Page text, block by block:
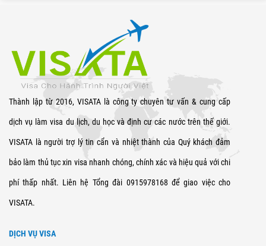
Thành lập từ 2016, VISATA là công ty chuyên tư vấn & cung cấp
dịch vụ làm visa du lịch, du học và định cư các nước trên thế giới.
VISATA là người trợ lý tin cẩn và nhiệt thành của Quý khách đảm
bảo làm thủ tục xin visa nhanh chóng, chính xác và hiệu quả với chi
phí thấp nhất. Liên hệ Tổng đài 0915978168 để giao việc cho
VISATA.
DỊCH VỤ VISA